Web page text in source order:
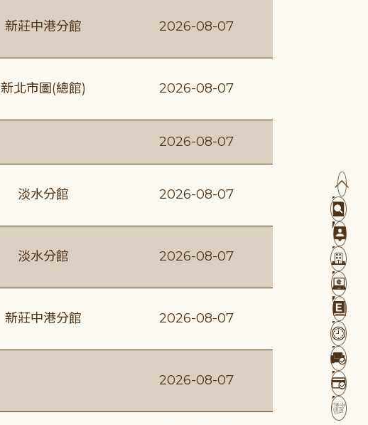
新莊中港分館 2026-08-07
新北市圖(總館) 2026-08-07
2026-08-07
淡水分館 2026-08-07
淡水分館 2026-08-07
新莊中港分館 2026-08-07
2026-08-07